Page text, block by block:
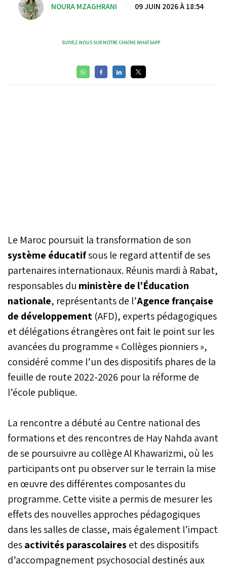
NOURA MZAGHRANI 09 JUIN 2026 À 18:54
SUIVEZ-NOUS SUR NOTRE CHAÎNE WHATSAPP
Le Maroc poursuit la transformation de son
système éducatifsous le regard attentif de ses
partenaires internationaux. Réunis mardi à Rabat,
responsables du ministère de l’Éducation
nationale, représentants de l’Agence française
de développement (AFD), experts pédagogiques
et délégations étrangères ont fait le point sur les
avancées du programme « Collèges pionniers »,
considéré comme l’un des dispositifs phares de la
feuille de route 2022-2026 pour la réforme de
l’école publique.
La rencontre a débuté au Centre national des
formations et des rencontres de Hay Nahda avant
de se poursuivre au collège Al Khawarizmi, où les
participants ont pu observer sur le terrain la mise
en œuvre des différentes composantes du
programme. Cette visite a permis de mesurer les
effets des nouvelles approches pédagogiques
dans les salles de classe, mais également l’impact
desactivités parascolaires et des dispositifs
d’accompagnement psychosocial destinés aux